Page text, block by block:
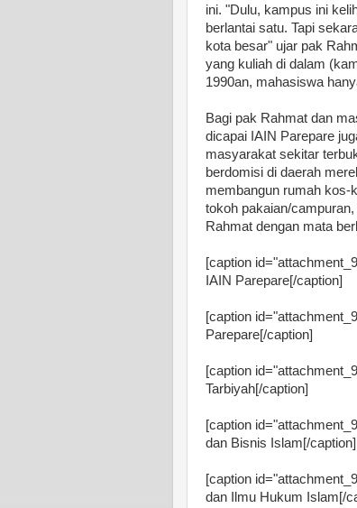
ini. "Dulu, kampus ini
berlantai satu. Tapi
kota besar" ujar pak
yang kuliah di dalam
1990an, mahasiswa
Bagi pak Rahmat dan
dicapai IAIN Parepare
masyarakat sekitar
berdomisi di daerah
membangun rumah kos-
tokoh pakaian/
Rahmat dengan mata
[caption
IAIN Parepare[/caption]
[caption
Parepare[/caption]
[caption
Tarbiyah[/caption]
[caption
dan Bisnis Islam[/caption]
[caption
dan Ilmu Hukum Islam[/